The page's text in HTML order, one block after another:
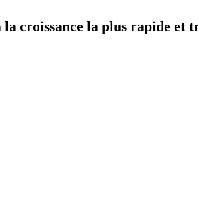
la croissance la plus rapide et